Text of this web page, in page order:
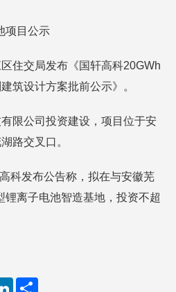
项目公示
住交局发布《国轩高科20GWh
筑设计方案批前公示》。
限公司投资建设，项目位于安
路交叉口。
科发布公告称，拟在与安徽芜
锂离子电池智造基地，投资不超
L